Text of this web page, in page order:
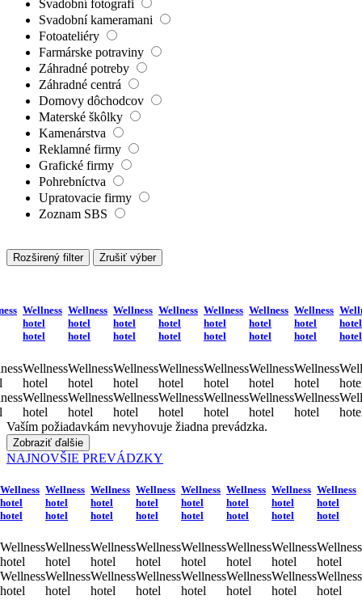
Svadobní fotografi
Svadobní kameramani
Fotoateliéry
Farmárske potraviny
Záhradné potreby
Záhradné centrá
Domovy dôchodcov
Materské škôlky
Kamenárstva
Reklamné firmy
Grafické firmy
Pohrebníctva
Upratovacie firmy
Zoznam SBS
Rozširený filter Zrušiť výber
Wellness
hotel
hotel
Wellness
hotel
Wellness
hotel
Wellness
hotel
hotel
Wellness
hotel
Wellness
hotel
Wellness
hotel
hotel
Wellness
hotel
Wellness
hotel
Wellness
hotel
hotel
Wellness
hotel
Wellness
hotel
Wellness
hotel
hotel
Wellness
hotel
Wellness
hotel
Wellness
hotel
hotel
Wellness
hotel
Wellness
hotel
Wellness
hotel
hotel
Wellness
hotel
Wellness
hotel
hotel
hotel
Vaším požiadavkám nevyhovuje žiadna prevádzka.
Zobraziť ďalšie
NAJNOVŠIE PREVÁDZKY
Wellness
hotel
hotel
Wellness
hotel
Wellness
hotel
Wellness
hotel
hotel
Wellness
hotel
Wellness
hotel
Wellness
hotel
hotel
Wellness
hotel
Wellness
hotel
Wellness
hotel
hotel
Wellness
hotel
Wellness
hotel
Wellness
hotel
hotel
Wellness
hotel
Wellness
hotel
Wellness
hotel
hotel
Wellness
hotel
Wellness
hotel
Wellness
hotel
hotel
Wellness
hotel
Wellness
hotel
Wellness
hotel
hotel
Wellness
hotel
Wellness
hotel